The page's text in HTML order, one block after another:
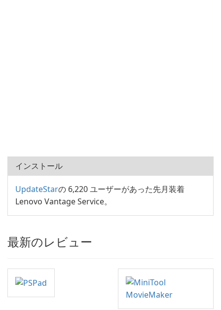
インストール
UpdateStarの 6,220 ユーザーがあった先月装着
Lenovo Vantage Service。
最新のレビュー